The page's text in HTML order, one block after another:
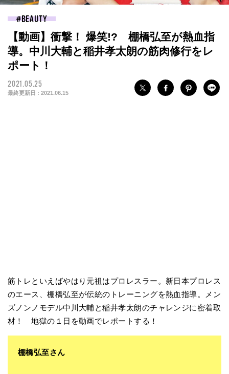
BEAUTY
【動画】衝撃！ 爆笑!? 棚橋弘至が熱血指
導。中川大輔と稲井孝太朗の筋肉修行をレ
ポート！
2021.05.25
最終更新日 : 2021.06.15
筋トレといえばやはり元祖はプロレスラー。新日本プロレス
のエース、棚橋弘至が伝統のトレーニングを熱血指導。メン
ズノンノモデル中川大輔と稲井孝太朗のチャレンジに密着取
材！ 地獄の１日を動画でレポートする！
棚橋弘至さん